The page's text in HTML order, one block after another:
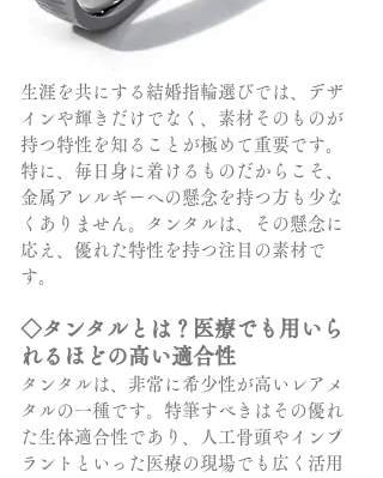
生涯を共にする結婚指輪選びでは、デザ
インや輝きだけでなく、素材そのものが
持つ特性を知ることが極めて重要です。
特に、毎日身に着けるものだからこそ、
金属アレルギーへの懸念を持つ方も少な
くありません。タンタルは、その懸念に
応え、優れた特性を持つ注目の素材で
す。
◇タンタルとは？医療でも用いら
れるほどの高い適合性
タンタルは、非常に希少性が高いレアメ
タルの一種です。特筆すべきはその優れ
た生体適合性であり、人工骨頭やインプ
ラントといった医療の現場でも広く活用